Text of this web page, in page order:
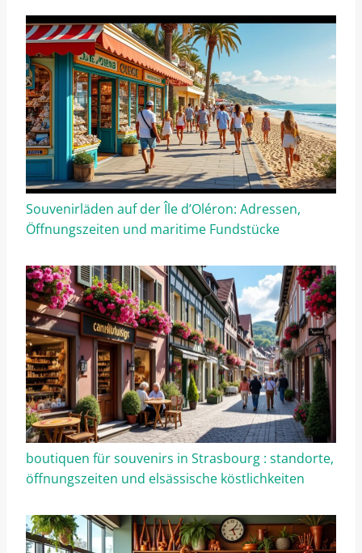
Souvenirläden auf der Île d’Oléron: Adressen,
Öffnungszeiten und maritime Fundstücke
boutiquen für souvenirs in Strasbourg : standorte,
öffnungszeiten und elsässische köstlichkeiten